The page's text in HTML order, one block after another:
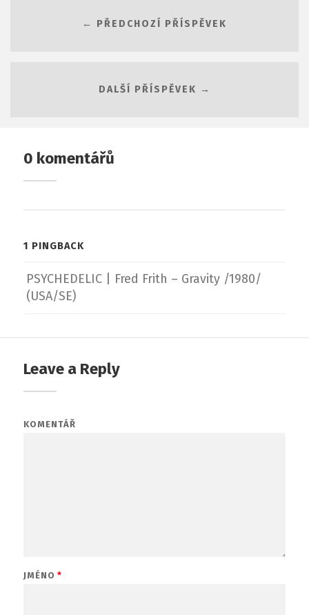
← PŘEDCHOZÍ PŘÍSPĚVEK
DALŠÍ PŘÍSPĚVEK →
0 komentářů
1 PINGBACK
PSYCHEDELIC | Fred Frith – Gravity /1980/
(USA/SE)
Leave a Reply
KOMENTÁŘ
JMÉNO *